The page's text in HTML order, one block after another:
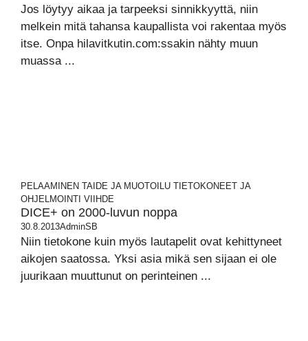
Jos löytyy aikaa ja tarpeeksi sinnikkyyttä, niin
melkein mitä tahansa kaupallista voi rakentaa myös
itse. Onpa hilavitkutin.com:ssakin nähty muun
muassa ...
PELAAMINEN TAIDE JA MUOTOILU TIETOKONEET JA
OHJELMOINTI VIIHDE
DICE+ on 2000-luvun noppa
30.8.2013AdminSB
Niin tietokone kuin myös lautapelit ovat kehittyneet
aikojen saatossa. Yksi asia mikä sen sijaan ei ole
juurikaan muuttunut on perinteinen ...